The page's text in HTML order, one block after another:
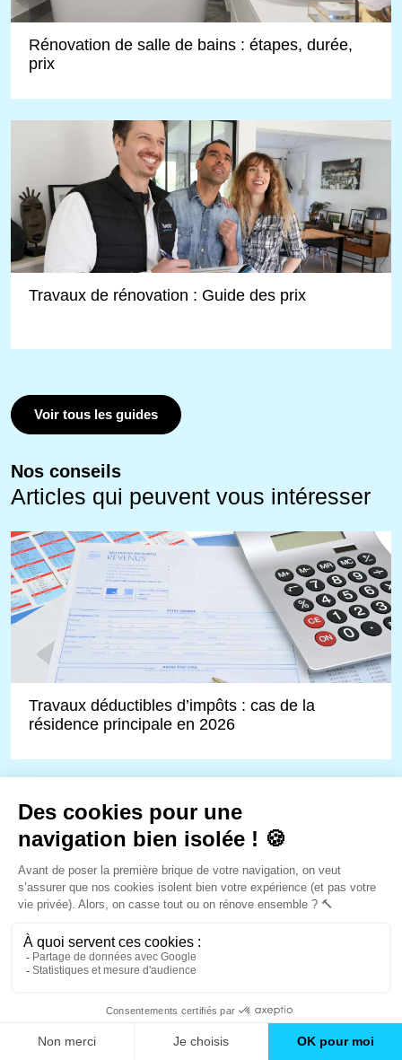
Rénovation de salle de bains : étapes, durée,
prix
Travaux de rénovation : Guide des prix
Voir tous les guides
Nos conseils
Articles qui peuvent vous intéresser
Travaux déductibles d’impôts : cas de la
résidence principale en 2026
Quelles aides pour le ravalement de façade en
2026 ?